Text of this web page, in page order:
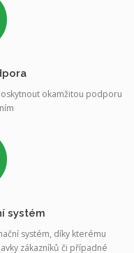
okamžitou podporu
systém
systém, díky kterému
zákazníků či případné